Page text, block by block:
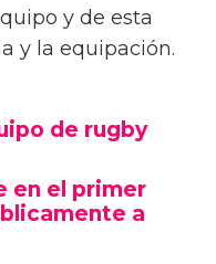
y de esta
y la equipación.
de rugby
en el primer
a